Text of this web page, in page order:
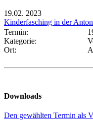
19.02. 2023
Kinderfasching in der
Termin:
Kategorie:
Ort:
Downloads
Den gewählten Termin als